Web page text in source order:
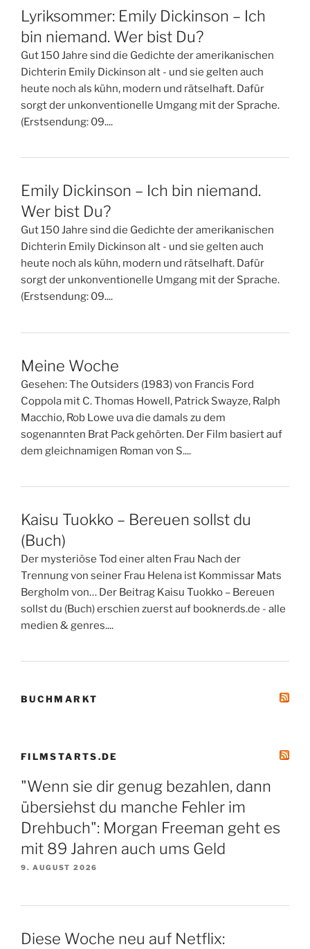
Lyriksommer: Emily Dickinson – Ich
bin niemand. Wer bist Du?
Gut 150 Jahre sind die Gedichte der amerikanischen
Dichterin Emily Dickinson alt - und sie gelten auch
heute noch als kühn, modern und rätselhaft. Dafür
sorgt der unkonventionelle Umgang mit der Sprache.
(Erstsendung: 09....
Emily Dickinson – Ich bin niemand.
Wer bist Du?
Gut 150 Jahre sind die Gedichte der amerikanischen
Dichterin Emily Dickinson alt - und sie gelten auch
heute noch als kühn, modern und rätselhaft. Dafür
sorgt der unkonventionelle Umgang mit der Sprache.
(Erstsendung: 09....
Meine Woche
Gesehen: The Outsiders (1983) von Francis Ford
Coppola mit C. Thomas Howell, Patrick Swayze, Ralph
Macchio, Rob Lowe uva die damals zu dem
sogenannten Brat Pack gehörten. Der Film basiert auf
dem gleichnamigen Roman von S....
Kaisu Tuokko – Bereuen sollst du
(Buch)
Der mysteriöse Tod einer alten Frau Nach der
Trennung von seiner Frau Helena ist Kommissar Mats
Bergholm von… Der Beitrag Kaisu Tuokko – Bereuen
sollst du (Buch) erschien zuerst auf booknerds.de - alle
medien & genres....
BUCHMARKT
FILMSTARTS.DE
"Wenn sie dir genug bezahlen, dann
übersiehst du manche Fehler im
Drehbuch": Morgan Freeman geht es
mit 89 Jahren auch ums Geld
9. AUGUST 2026
Diese Woche neu auf Netflix: